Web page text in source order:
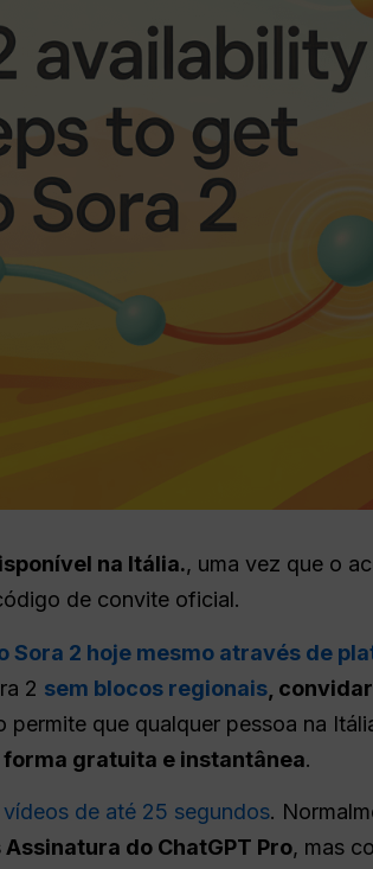
na Itália., uma vez que o
de convite oficial.
Sora 2 hoje mesmo através de
2 sem blocos regionais ,
permite que qualquer pessoa na
gratuita e instantânea.
vídeos de até 25 segundos.
do ChatGPT Pro, mas